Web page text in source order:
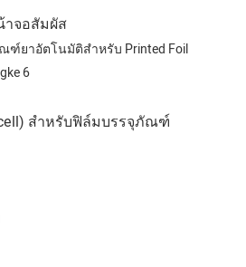
จอสัมผัส
สำหรับฟิล์มบรรจุภัณฑ์